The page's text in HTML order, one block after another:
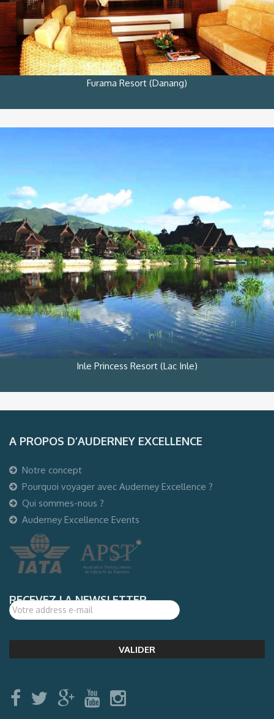
Furama Resort (Danang)
Inle Princess Resort (Lac Inle)
A PROPOS D’AUDERNEY EXCELLENCE
Notre concept
Pourquoi voyager avec Auderney Excellence ?
Qui sommes-nous ?
Auderney Excellence Events
RECEVEZ LA NEWSLETTER